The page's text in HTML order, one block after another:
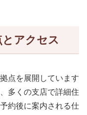
アクセス
点を展開しています
多くの支店で詳細住
約後に案内される仕